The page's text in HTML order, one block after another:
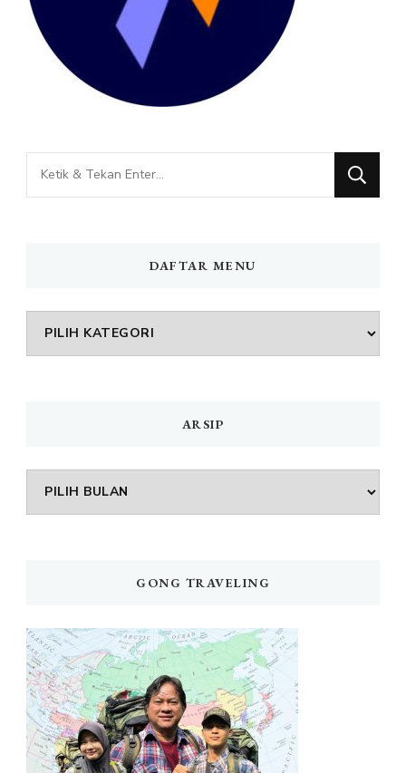
Mencari
Sesuatu?
DAFTAR MENU
DAFTAR
MENU
ARSIP
Arsip
GONG TRAVELING